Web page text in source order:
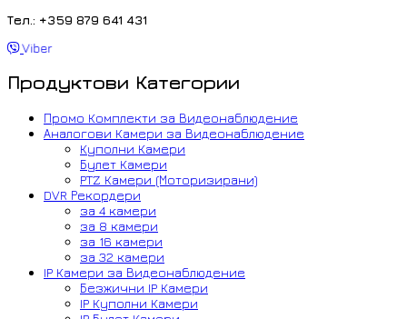
Тел.: +359 879 641 431
Viber
Продуктови Категории
Промо Комплекти за Видеонаблюдение
Аналогови Камери за Видеонаблюдение
Куполни Камери
Булет Камери
PTZ Камери (Моторизирани)
DVR Рекордери
за 4 камери
за 8 камери
за 16 камери
за 32 камери
IP Камери за Видеонаблюдение
Безжични IP Камери
IP Куполни Камери